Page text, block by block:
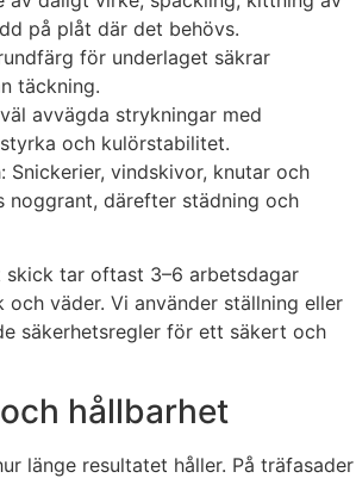
på plåt där det behövs.
för underlaget säkrar
täckning.
avvägda strykningar med
och kulörstabilitet.
Snickerier, vindskivor, knutar och
noggrant, därefter städning och
skick tar oftast 3–6 arbetsdagar
och väder. Vi använder ställning eller
säkerhetsregler för ett säkert och
hållbarhet
länge resultatet håller. På träfasader